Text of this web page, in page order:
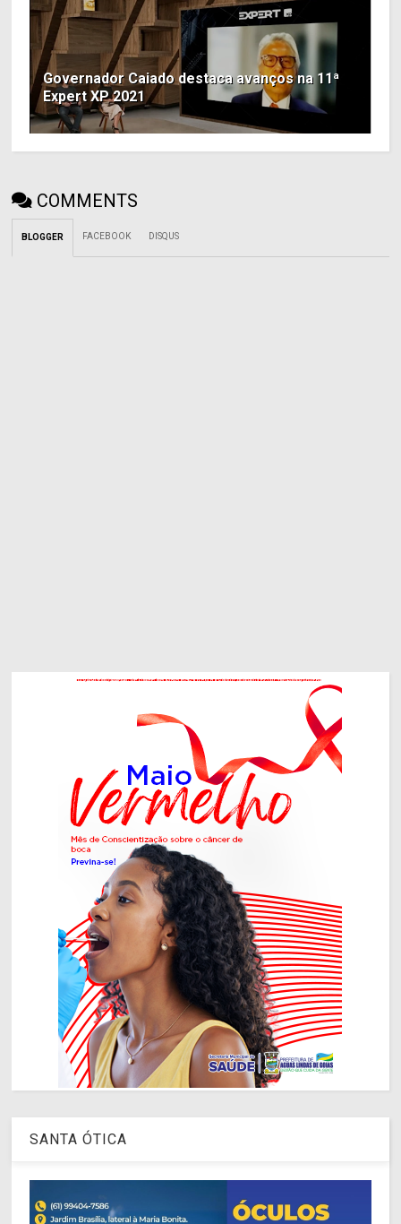
Governador Caiado destaca avanços na 11ª
Expert XP 2021
COMMENTS
BLOGGER FACEBOOK DISQUS
SANTA ÓTICA